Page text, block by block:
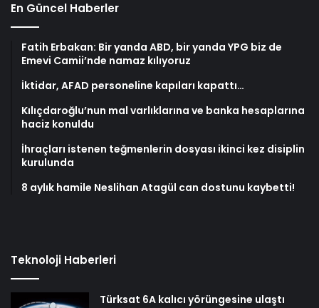
En Güncel Haberler
Fatih Erbakan: Bir yanda ABD, bir yanda YPG biz de
Emevi Camii’nde namaz kılıyoruz
İktidar, AFAD personeline kapıları kapattı…
Kılıçdaroğlu’nun mal varlıklarına ve banka hesaplarına
haciz konuldu
İhraçları istenen teğmenlerin dosyası ikinci kez disiplin
kurulunda
8 aylık hamile Neslihan Atagül can dostunu kaybetti!
Teknoloji Haberleri
Türksat 6A kalıcı yörüngesine ulaştı